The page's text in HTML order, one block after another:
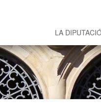
LA